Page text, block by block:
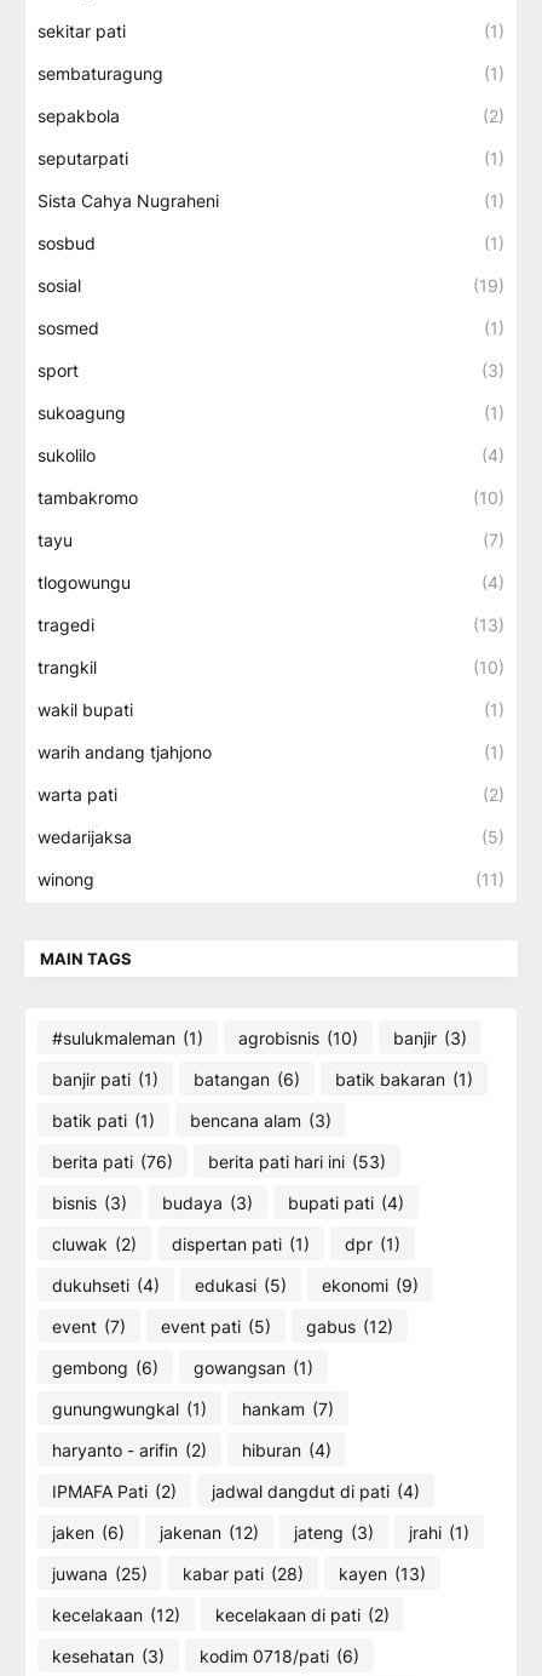
sekitar pati (1)
sembaturagung (1)
sepakbola (2)
seputarpati (1)
Sista Cahya Nugraheni (1)
sosbud (1)
sosial (19)
sosmed (1)
sport (3)
sukoagung (1)
sukolilo (4)
tambakromo (10)
tayu (7)
tlogowungu (4)
tragedi (13)
trangkil (10)
wakil bupati (1)
warih andang tjahjono (1)
warta pati (2)
wedarijaksa (5)
winong (11)
MAIN TAGS
#sulukmaleman (1) agrobisnis (10) banjir (3)
banjir pati (1) batangan (6) batik bakaran (1)
batik pati (1) bencana alam (3)
berita pati (76) berita pati hari ini (53)
bisnis (3) budaya (3) bupati pati (4)
cluwak (2) dispertan pati (1) dpr (1)
dukuhseti (4) edukasi (5) ekonomi (9)
event (7) event pati (5) gabus (12)
gembong (6) gowangsan (1)
gunungwungkal (1) hankam (7)
haryanto - arifin (2) hiburan (4)
IPMAFA Pati (2) jadwal dangdut di pati (4)
jaken (6) jakenan (12) jateng (3) jrahi (1)
juwana (25) kabar pati (28) kayen (13)
kecelakaan (12) kecelakaan di pati (2)
kesehatan (3) kodim 0718/pati (6)